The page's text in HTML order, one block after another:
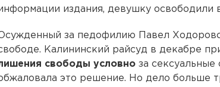
издания, девушку освободили
за педофилию Павел
Калининский райсуд в декабре
свободы условно за сексуальные
это решение. Но дело больше